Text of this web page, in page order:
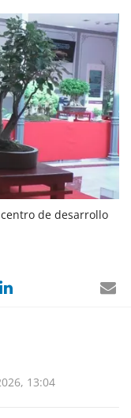
de desarrollo
13:04